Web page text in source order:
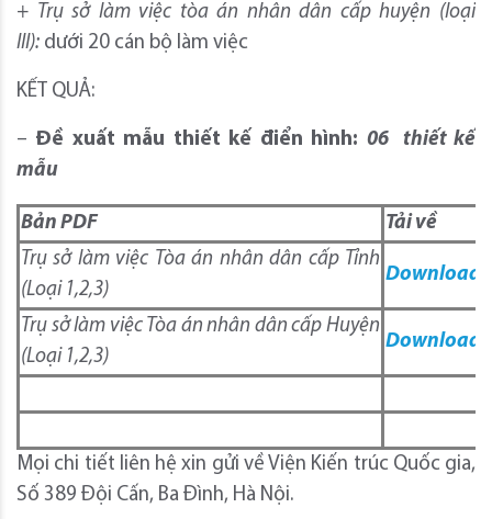
+ Trụ sở làm việc tòa án nhân dân cấp huyện (loại
III): dưới 20 cán bộ làm việc
KẾT QUẢ:
– Đề xuất mẫu thiết kế điển hình: 06 thiết kế
mẫu
Bản PDF
Tải về
Trụ sở làm việc Tòa án nhân dân cấp Tỉnh
(Loại 1,2,3)
Download
Trụ sở làm việc Tòa án nhân dân cấp Huyện
(Loại 1,2,3)
Download
Mọi chi tiết liên hệ xin gửi về Viện Kiến trúc Quốc gia,
Số 389 Đội Cấn, Ba Đình, Hà Nội.